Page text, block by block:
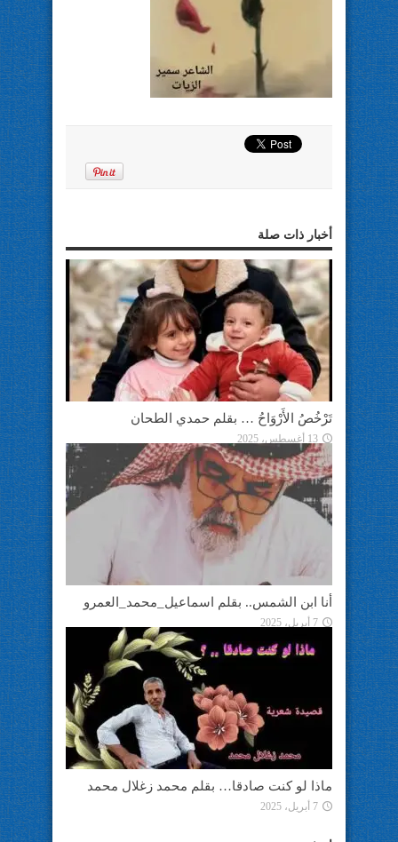
أخبار ذات صلة
تَرْخُصُ الأَرْوَاحُ … بقلم حمدي الطحان
13 أغسطس، 2025
أنا ابن الشمس.. بقلم اسماعيل_محمد_العمرو
7 أبريل، 2025
ماذا لو كنت صادقا… بقلم محمد زغلال محمد
7 أبريل، 2025